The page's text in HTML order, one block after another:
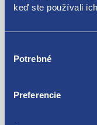
keď ste používali
súhlasu
Potrebné
Preferencie
9341PF